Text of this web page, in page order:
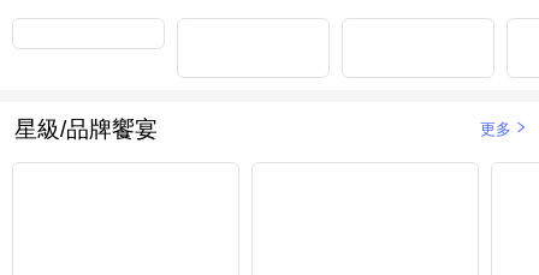
星級/品牌饗宴 更多